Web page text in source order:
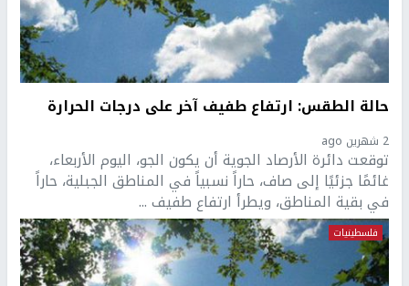
حالة الطقس: ارتفاع طفيف آخر على درجات الحرارة
2 شهرين ago
توقعت دائرة الأرصاد الجوية أن يكون الجو، اليوم الأربعاء،
غائمًا جزئيًا إلى صاف، حاراً نسبياً في المناطق الجبلية، حاراً
في بقية المناطق، ويطرأ ارتفاع طفيف ...
فلسطينيات